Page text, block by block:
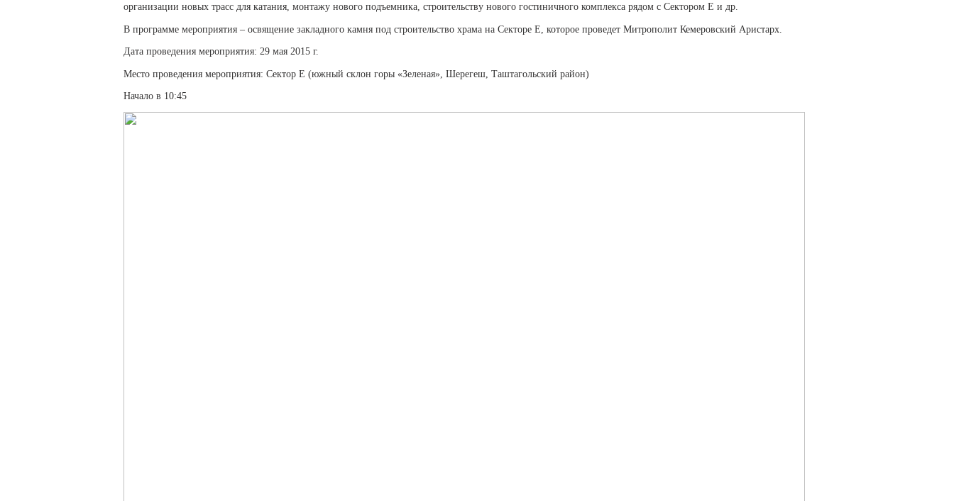
организации новых трасс для катания, монтажу нового подъемника, строительству нового гостиничного комплекса рядом с Сектором Е и др.
В программе мероприятия – освящение закладного камня под строительство храма на Секторе Е, которое проведет Митрополит Кемеровский Аристарх.
Дата проведения мероприятия: 29 мая 2015 г.
Место проведения мероприятия: Сектор Е (южный склон горы «Зеленая», Шерегеш, Таштагольский район)
Начало в 10:45